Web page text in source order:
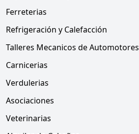
Ferreterias
Refrigeración y Calefacción
Talleres Mecanicos de Automotores
Carnicerias
Verdulerias
Asociaciones
Veterinarias